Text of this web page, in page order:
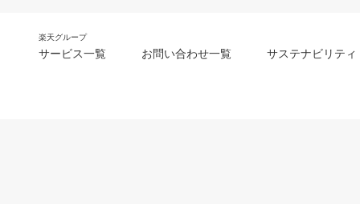
楽天グループ
サービス一覧 お問い合わせ一覧 サステナビリティ